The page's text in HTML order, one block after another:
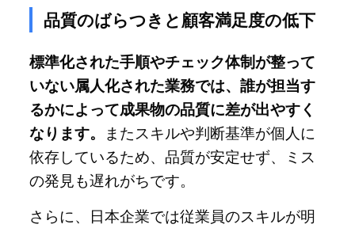
品質のばらつきと顧客満足度の低下
標準化された手順やチェック体制が整って
いない属人化された業務では、誰が担当す
るかによって成果物の品質に差が出やすく
なります。
またスキルや判断基準が個人に
依存しているため、品質が安定せず、ミス
の発見も遅れがちです。
さらに、日本企業では従業員のスキルが明